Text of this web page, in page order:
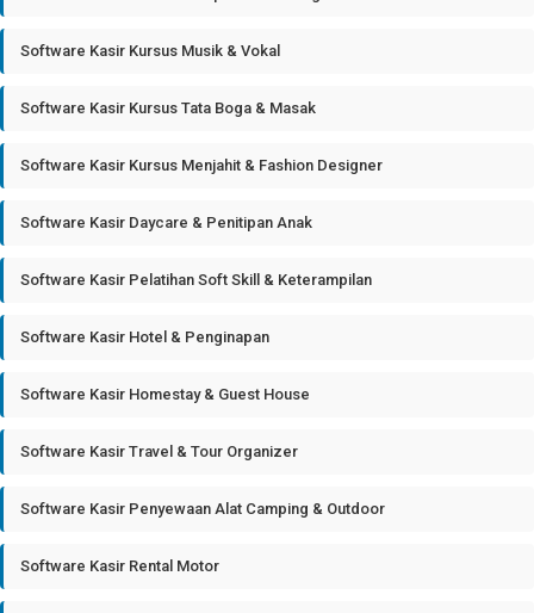
Software Kasir Kursus Musik & Vokal
Software Kasir Kursus Tata Boga & Masak
Software Kasir Kursus Menjahit & Fashion Designer
Software Kasir Daycare & Penitipan Anak
Software Kasir Pelatihan Soft Skill & Keterampilan
Software Kasir Hotel & Penginapan
Software Kasir Homestay & Guest House
Software Kasir Travel & Tour Organizer
Software Kasir Penyewaan Alat Camping & Outdoor
Software Kasir Rental Motor